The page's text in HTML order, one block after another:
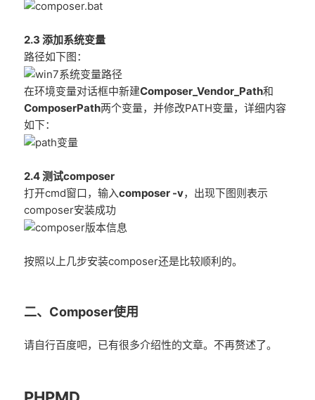
2.3 添加系统变量
路径如下图：
在环境变量对话框中新建Composer_Vendor_Path和
ComposerPath两个变量，并修改PATH变量，详细内容
如下：
2.4 测试composer
打开cmd窗口，输入composer -v，出现下图则表示
composer安装成功
按照以上几步安装composer还是比较顺利的。
二、Composer使用
请自行百度吧，已有很多介绍性的文章。不再赘述了。